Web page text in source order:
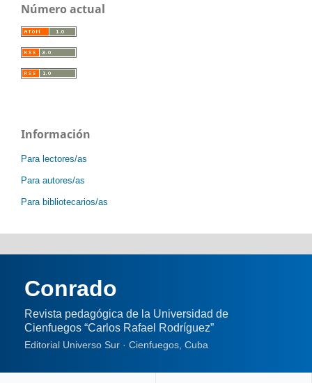
Número actual
Información
Para lectores/as
Para autores/as
Para bibliotecarios/as
Conrado
Revista pedagógica de la Universidad de
Cienfuegos “Carlos Rafael Rodríguez”
Editorial Universo Sur · Cienfuegos, Cuba